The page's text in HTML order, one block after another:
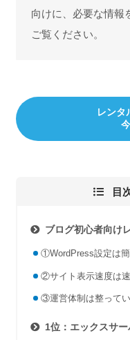
向けに、必要な情報
ご覧ください。
レンタ
目
ブログ初心者向け
①WordPress設定は簡
②サイト表示速度は
③運営体制は整って
1位：エックスサー